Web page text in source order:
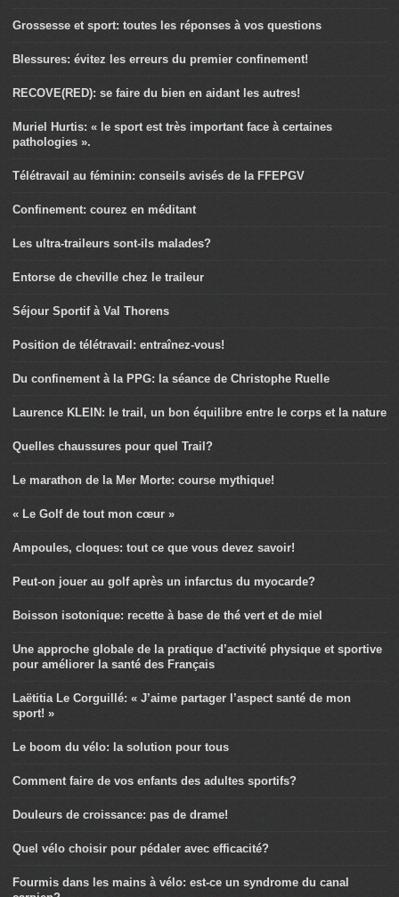
Grossesse et sport: toutes les réponses à vos questions
Blessures: évitez les erreurs du premier confinement!
RECOVE(RED): se faire du bien en aidant les autres!
Muriel Hurtis: « le sport est très important face à certaines
pathologies ».
Télétravail au féminin: conseils avisés de la FFEPGV
Confinement: courez en méditant
Les ultra-traileurs sont-ils malades?
Entorse de cheville chez le traileur
Séjour Sportif à Val Thorens
Position de télétravail: entraînez-vous!
Du confinement à la PPG: la séance de Christophe Ruelle
Laurence KLEIN: le trail, un bon équilibre entre le corps et la nature
Quelles chaussures pour quel Trail?
Le marathon de la Mer Morte: course mythique!
« Le Golf de tout mon cœur »
Ampoules, cloques: tout ce que vous devez savoir!
Peut-on jouer au golf après un infarctus du myocarde?
Boisson isotonique: recette à base de thé vert et de miel
Une approche globale de la pratique d’activité physique et sportive
pour améliorer la santé des Français
Laëtitia Le Corguillé: « J’aime partager l’aspect santé de mon
sport! »
Le boom du vélo: la solution pour tous
Comment faire de vos enfants des adultes sportifs?
Douleurs de croissance: pas de drame!
Quel vélo choisir pour pédaler avec efficacité?
Fourmis dans les mains à vélo: est-ce un syndrome du canal